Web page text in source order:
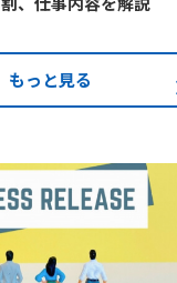
もっと見る